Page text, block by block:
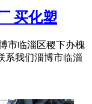
买化塑
市临淄区稷下办槐
系我们淄博市临淄